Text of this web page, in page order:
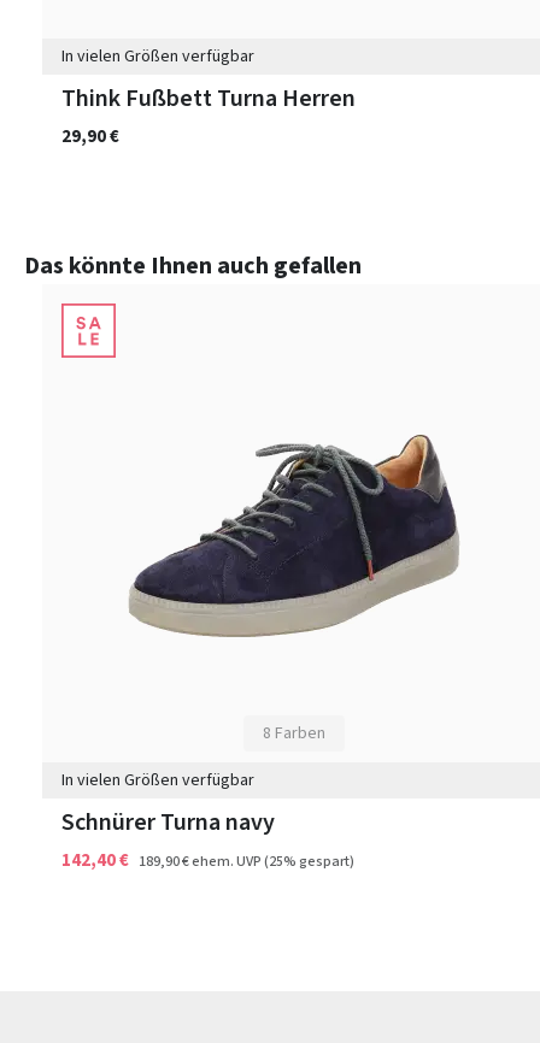
In vielen Größen verfügbar
Think Fußbett Turna Herren
29,90 €
Produktgalerie überspringen
Das könnte Ihnen auch gefallen
8 Farben
In vielen Größen verfügbar
Schnürer Turna navy
142,40 € 189,90 €ehem. UVP(25% gespart)